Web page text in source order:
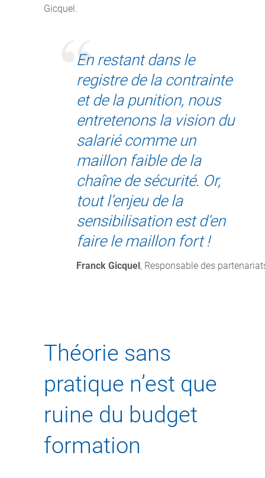
Gicquel.
En restant dans le
registre de la contrainte
et de la punition, nous
entretenons la vision du
salarié comme un
maillon faible de la
chaîne de sécurité. Or,
tout l’enjeu de la
sensibilisation est d’en
faire le maillon fort !
Franck Gicquel, Responsable des
Théorie sans
pratique n’est que
ruine du budget
formation